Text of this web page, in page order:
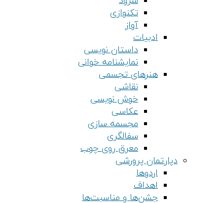
تکنوازی
آواز
ادبیات
داستان نویسی
نمایشنامه خوانی
هنرهای تجسمی
نقاشی
خوش نویسی
عکاسی
مجسمه سازی
سفالگری
معرق روی چوب
دپارتمان پرورشی
اردوها
اهداف
جشن‌ها و مناسبت‌ها